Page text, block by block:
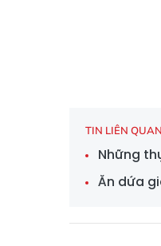
TIN LIÊN QUAN
Những
Ăn dứa